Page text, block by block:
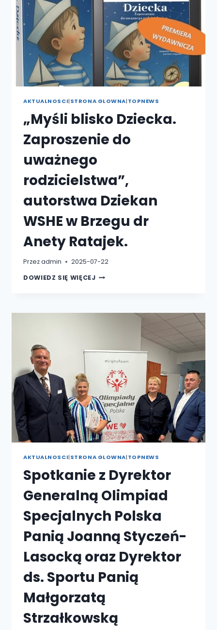
AKTUALNOSCI|STRONA GLOWNA|TOPNEWS
„Myśli blisko Dziecka.
Zaproszenie do
uważnego
rodzicielstwa”,
autorstwa Dziekan
WSHE w Brzegu dr
Anety Ratajek.
Przezadmin
2025-07-22
DOWIEDZ SIĘ WIĘCEJ„MYŚLI
RODZICIELSTWA”,
BRZEGU
ANETY
RATAJEK.
AKTUALNOSCI|STRONA GLOWNA|TOPNEWS
Spotkanie z Dyrektor
Generalną Olimpiad
Specjalnych Polska
Panią Joanną Styczeń-
Lasocką oraz Dyrektor
ds. Sportu Panią
Małgorzatą
Strzałkowską